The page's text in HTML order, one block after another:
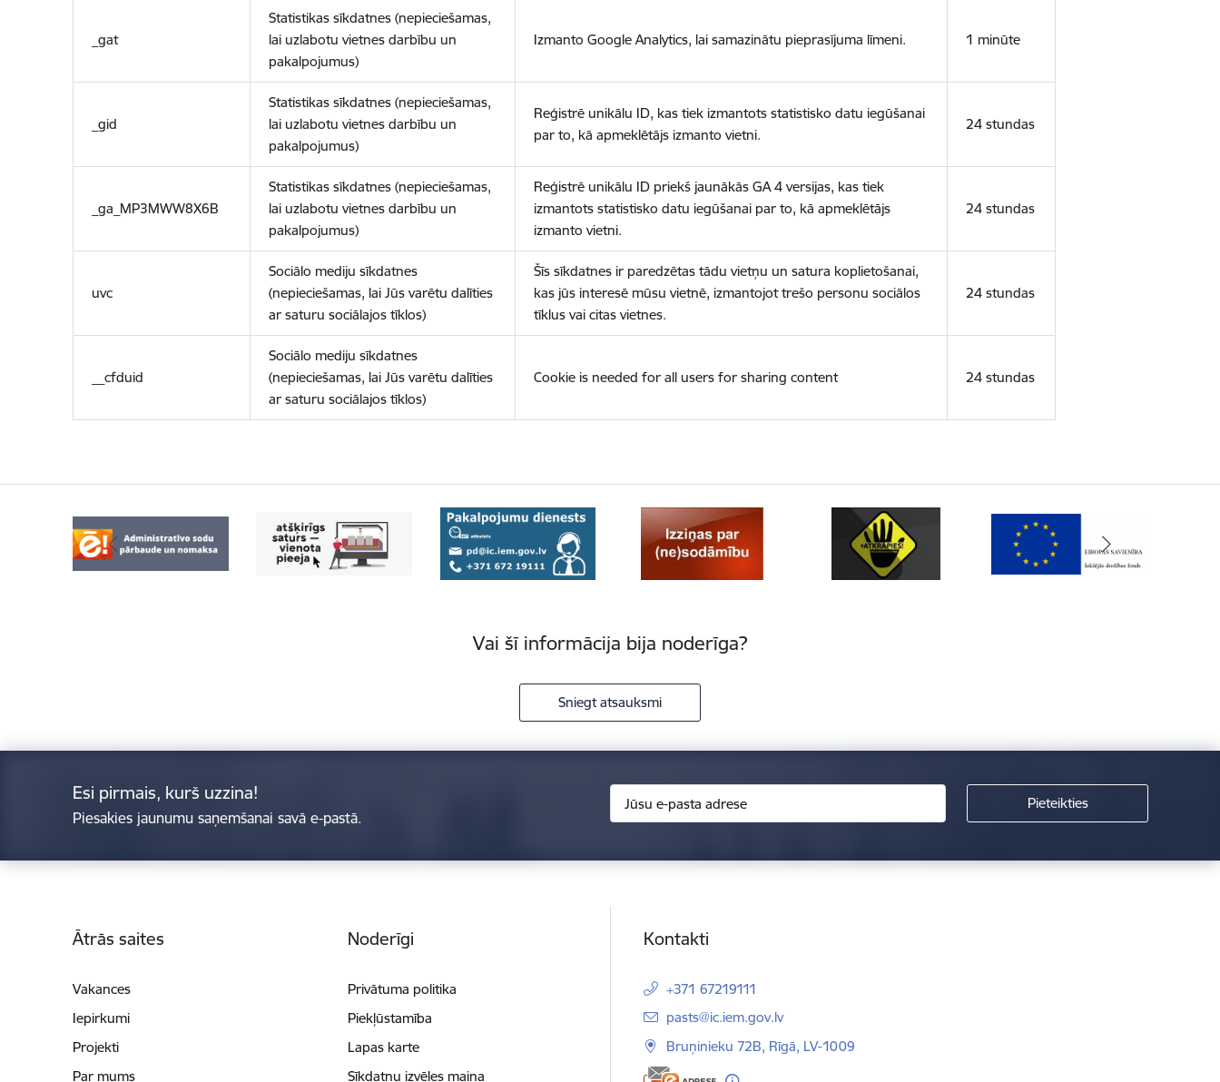
_gat
Statistikas sīkdatnes (nepieciešamas,
lai uzlabotu vietnes darbību un
pakalpojumus)
Izmanto Google Analytics, lai samazinātu pieprasījuma līmeni. 1 minūte
_gid
Statistikas sīkdatnes (nepieciešamas,
lai uzlabotu vietnes darbību un
pakalpojumus)
Reģistrē unikālu ID, kas tiek izmantots statistisko datu iegūšanai
par to, kā apmeklētājs izmanto vietni.
24 stundas
_ga_MP3MWW8X6B
Statistikas sīkdatnes (nepieciešamas,
lai uzlabotu vietnes darbību un
pakalpojumus)
Reģistrē unikālu ID priekš jaunākās GA 4 versijas, kas tiek
izmantots statistisko datu iegūšanai par to, kā apmeklētājs
izmanto vietni.
24 stundas
uvc
Sociālo mediju sīkdatnes
(nepieciešamas, lai Jūs varētu dalīties
ar saturu sociālajos tīklos)
Šīs sīkdatnes ir paredzētas tādu vietņu un satura koplietošanai,
kas jūs interesē mūsu vietnē, izmantojot trešo personu sociālos
tīklus vai citas vietnes.
24 stundas
__cfduid
Sociālo mediju sīkdatnes
(nepieciešamas, lai Jūs varētu dalīties
ar saturu sociālajos tīklos)
Cookie is needed for all users for sharing content 24 stundas
Vai šī informācija bija noderīga?
Sniegt atsauksmi
Esi pirmais, kurš uzzina!
Piesakies jaunumu saņemšanai savā e-pastā.
Ātrās saites
Vakances
Iepirkumi
Projekti
Par mums
Noderīgi
Privātuma politika
Piekļūstamība
Lapas karte
Sīkdatņu izvēles maiņa
Kontakti
+371 67219111
E-pasts:
pasts@ic.iem.gov.lv
Bruņinieku 72B, Rīgā, LV-1009